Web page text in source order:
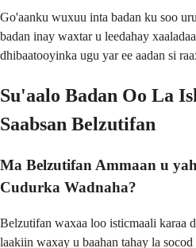
Go'aanku wuxuu inta badan ku soo
badan inay waxtar u leedahay
dhibaatooyinka ugu yar ee aadan si
Su'aalo Badan Oo La
Saabsan Belzutifan
Ma Belzutifan Ammaan u
Cudurka Wadnaha?
Belzutifan waxaa loo isticmaali karaa
laakiin waxay u baahan tahay la